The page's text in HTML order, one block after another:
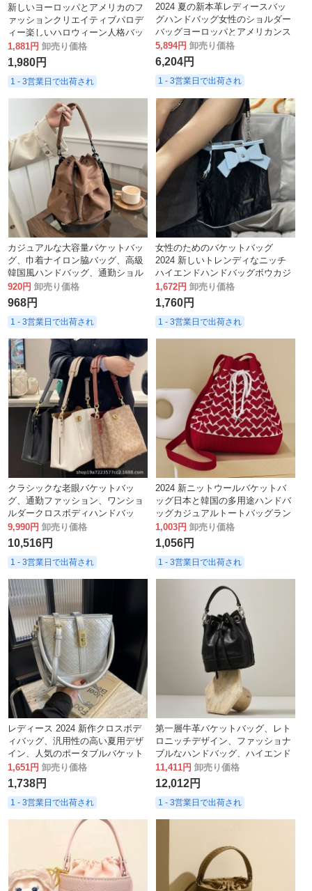
新しいヨーロッパとアメリカのフ
ァッションクリエイティブパロデ
ィー楽しいハロウィーン人格バッ
トガールトレンディな PU ハンド
バッグクロスボディバッグ
1,881円 卸売り価格
1,980円
1 - 3営業日で出荷され
2024 夏の新本革レディースバッ
グハンドバッグ女性のショルダー
バッグヨーロッパとアメリカンス
タイルのクロスボディバッグ女性
のバッグ
5,894円 卸売り価格
6,204円
1 - 3営業日で出荷され
カジュアルな大容量バケットバッ
グ、巾着ナイロン脇バッグ、高級
韓国風ハンドバッグ、通勤ショル
ダークロスボディバッグ
920円 卸売り価格
968円
1 - 3営業日で出荷され
女性のためのバケットバッグ
2024 新しいトレンディなニッチ
ハイエンドハンドバッグボウカジ
ュアル多用途ショルダークロスボ
ディバッグ
1,672円 卸売り価格
1,760円
1 - 3営業日で出荷され
クラシックな老眼バケットバッ
グ、通勤ファッション、ワンショ
ルダークロスボディハンドバッ
グ、レディースバッグ、野菜バス
ケット、レディース
9,990円 卸売り価格
10,516円
1 - 3営業日で出荷され
2024 新ニットウールバケットバ
ッグ日本と韓国の多用途ハンドバ
ッグカジュアルトートバッグラン
チボックス
1,003円 卸売り価格
1,056円
1 - 3営業日で出荷され
レディース 2024 新作クロスボデ
ィバッグ、汎用性の高い夏用デザ
イン、人気のポータブルバケット
バッグ
1,651円 卸売り価格
1,738円
1 - 3営業日で出荷され
第一層牛革バケットバッグ、レト
ロニッチデザイン、ファッショナ
ブルなハンドバッグ、ハイエンド
ショルダークロスボディバッグ
11,411円 卸売り価格
12,012円
1 - 3営業日で出荷され